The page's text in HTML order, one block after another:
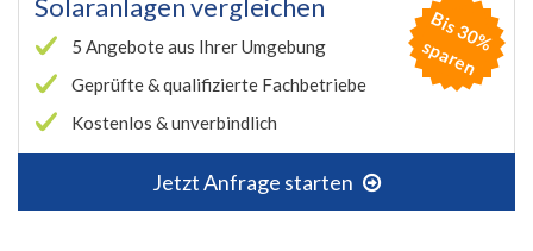
Solaranlagen vergleichen
5 Angebote aus Ihrer Umgebung
Geprüfte & qualifizierte Fachbetriebe
Kostenlos & unverbindlich
Jetzt Anfrage starten
B
is
3
0
%
s
p
a
r
e
n